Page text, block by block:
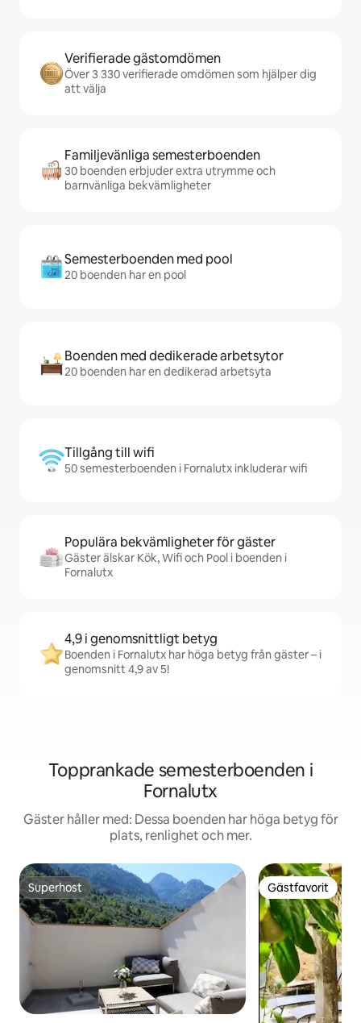
Verifierade gästomdömen
Över 3 330 verifierade omdömen som hjälper dig
att välja
Familjevänliga semesterboenden
30 boenden erbjuder extra utrymme och
barnvänliga bekvämligheter
Semesterboenden med pool
20 boenden har en pool
Boenden med dedikerade arbetsytor
20 boenden har en dedikerad arbetsyta
Tillgång till wifi
50 semesterboenden i Fornalutx inkluderar wifi
Populära bekvämligheter för gäster
Gäster älskar Kök, Wifi och Pool i boenden i
Fornalutx
4,9 i genomsnittligt betyg
Boenden i Fornalutx har höga betyg från gäster – i
genomsnitt 4,9 av 5!
Topprankade semesterboenden i
Fornalutx
Gäster håller med: Dessa boenden har höga betyg för
plats, renlighet och mer.
Superhost
Superhost Gästfavorit
Gästfavorit